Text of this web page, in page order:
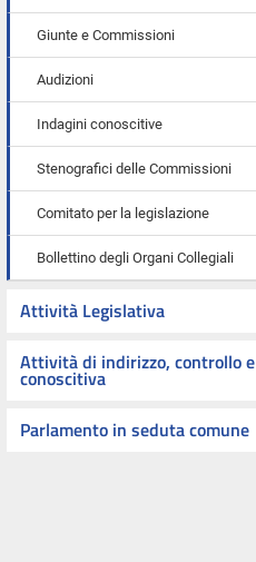
Giunte e Commissioni
Audizioni
Indagini conoscitive
Stenografici delle Commissioni
Comitato per la legislazione
Bollettino degli Organi Collegiali
Attività Legislativa
Attività di indirizzo, controllo e
conoscitiva
Parlamento in seduta comune